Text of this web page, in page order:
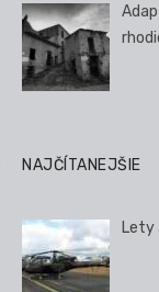
NAJČÍTANEJŠIE
Lety